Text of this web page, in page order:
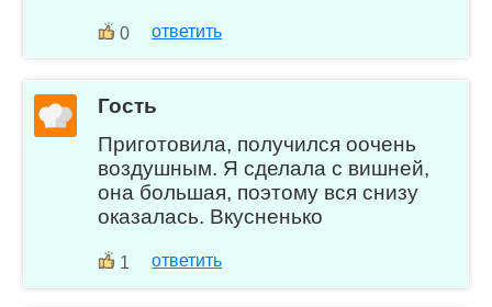
0 ответить
Гость
Приготовила, получился оочень
воздушным. Я сделала с вишней,
она большая, поэтому вся снизу
оказалась. Вкусненько
1 ответить